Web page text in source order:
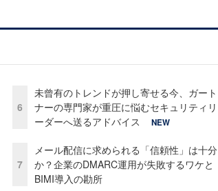
6
未曾有のトレンドが押し寄せる今、ガート
ナーの専門家が重圧に悩むセキュリティリ
ーダーへ送るアドバイス
NEW
7
メール配信に求められる「信頼性」は十分
か？企業のDMARC運用が失敗するワケと
BIMI導入の勘所